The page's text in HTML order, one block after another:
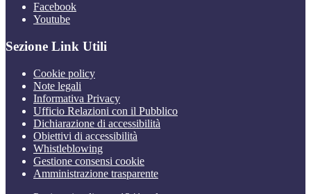
Facebook
Youtube
Sezione Link Utili
Cookie policy
Note legali
Informativa Privacy
Ufficio Relazioni con il Pubblico
Dichiarazione di accessibilità
Obiettivi di accessibilità
Whistleblowing
Gestione consensi cookie
Amministrazione trasparente